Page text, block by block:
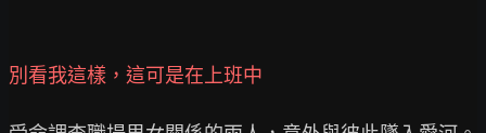
別看我這樣，這可是在上班中